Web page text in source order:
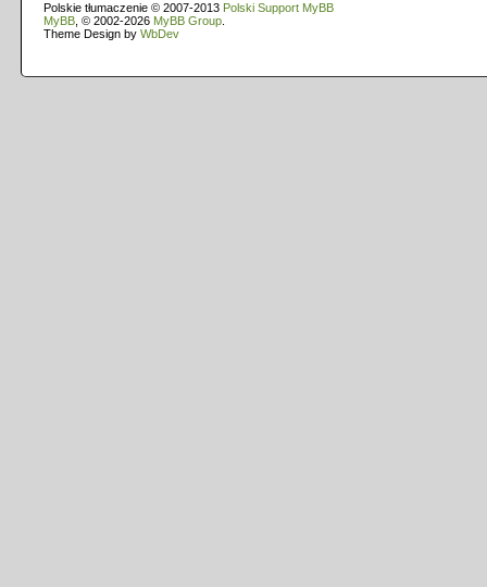
Polskie tłumaczenie © 2007-2013 Polski Support MyBB
MyBB , © 2002-2026 MyBB Group
Theme Design by WbDev